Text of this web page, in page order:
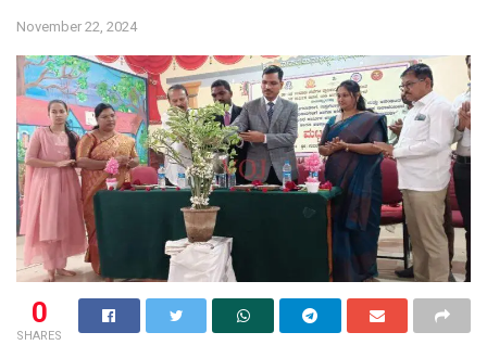
November 22, 2024
0
SHARES